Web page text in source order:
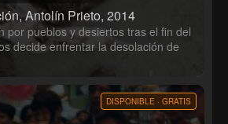
Antolín Prieto, 2014
por pueblos y desiertos tras el fin del
decide enfrentar la desolación de
DISPONIBLE · GRATIS